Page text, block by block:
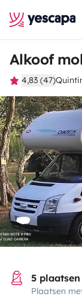
Alkoof
4,83 (47)
5
Plaatsen